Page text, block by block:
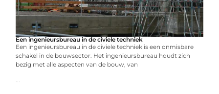
Een ingenieursbureau in de civiele techniek
Een ingenieursbureau in de civiele techniek is een onmisbare
schakel in de bouwsector. Het ingenieursbureau houdt zich
bezig met alle aspecten van de bouw, van
...